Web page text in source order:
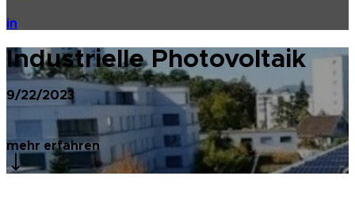
in
Industrielle Photovoltaik
9/22/2023
mehr erfahren